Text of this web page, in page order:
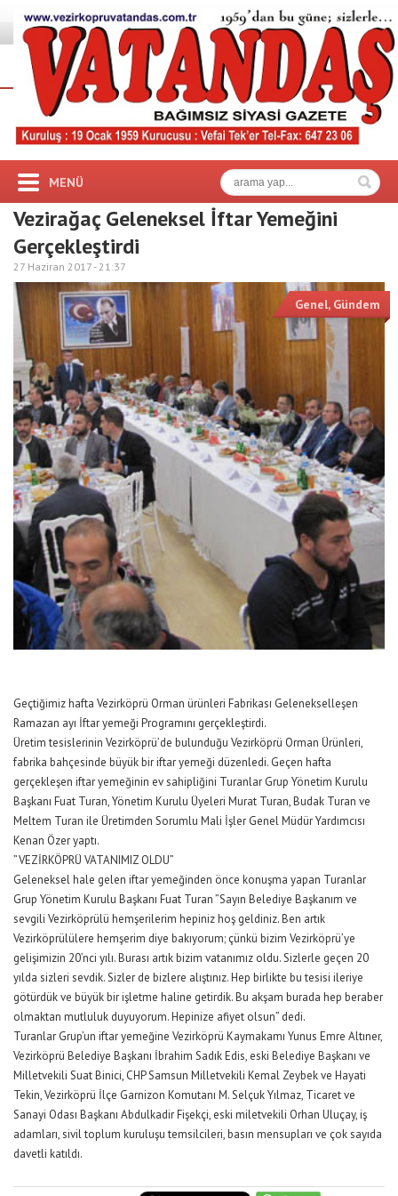
MENÜ
Vezirağaç Geleneksel İftar Yemeğini
Gerçekleştirdi
27 Haziran 2017 -21:37
Genel, Gündem
Geçtiğimiz hafta Vezirköprü Orman ürünleri Fabrikası Gelenekselleşen
Ramazan ayı İftar yemeği Programını gerçekleştirdi.
Üretim tesislerinin Vezirköprü’de bulunduğu Vezirköprü Orman Ürünleri,
fabrika bahçesinde büyük bir iftar yemeği düzenledi. Geçen hafta
gerçekleşen iftar yemeğinin ev sahipliğini Turanlar Grup Yönetim Kurulu
Başkanı Fuat Turan, Yönetim Kurulu Üyeleri Murat Turan, Budak Turan ve
Meltem Turan ile Üretimden Sorumlu Mali İşler Genel Müdür Yardımcısı
Kenan Özer yaptı.
”VEZİRKÖPRÜ VATANIMIZ OLDU”
Geleneksel hale gelen iftar yemeğinden önce konuşma yapan Turanlar
Grup Yönetim Kurulu Başkanı Fuat Turan ”Sayın Belediye Başkanım ve
sevgili Vezirköprülü hemşerilerim hepiniz hoş geldiniz. Ben artık
Vezirköprülülere hemşerim diye bakıyorum; çünkü bizim Vezirköprü’ye
gelişimizin 20’nci yılı. Burası artık bizim vatanımız oldu. Sizlerle geçen 20
yılda sizleri sevdik. Sizler de bizlere alıştınız. Hep birlikte bu tesisi ileriye
götürdük ve büyük bir işletme haline getirdik. Bu akşam burada hep beraber
olmaktan mutluluk duyuyorum. Hepinize afiyet olsun” dedi.
Turanlar Grup’un iftar yemeğine Vezirköprü Kaymakamı Yunus Emre Altıner,
Vezirköprü Belediye Başkanı İbrahim Sadık Edis, eski Belediye Başkanı ve
Milletvekili Suat Binici, CHP Samsun Milletvekili Kemal Zeybek ve Hayati
Tekin, Vezirköprü İlçe Garnizon Komutanı M. Selçuk Yılmaz, Ticaret ve
Sanayi Odası Başkanı Abdulkadir Fişekçi, eski miletvekili Orhan Uluçay, iş
adamları, sivil toplum kuruluşu temsilcileri, basın mensupları ve çok sayıda
davetli katıldı.